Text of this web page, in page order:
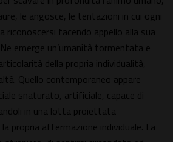
le angosce, le tentazioni in cui ogni
facendo appello alla sua
emerge un’umanità tormentata e
della propria individualità,
Quello contemporaneo appare
snaturato, artificiale, capace di
in una lotta proiettata
propria affermazione individuale. La